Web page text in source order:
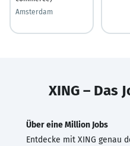
Amsterdam
XING – Das
Über eine Million Jobs
Entdecke mit XING genau